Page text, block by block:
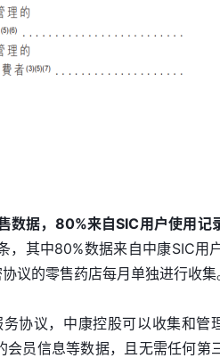
数据，80%来自SIC用户使用记
，其中80%数据来自中康SIC用
议的零售药店每月单独进行收集
协议，中康控股可以收集和
会员信息等数据，且无需任何